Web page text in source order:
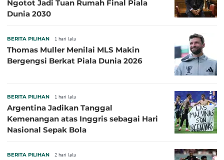
Ngotot Jadi Tuan Rumah Final Piala
Dunia 2030
BERITA PILIHAN 1 hari lalu
Thomas Muller Menilai MLS Makin
Bergengsi Berkat Piala Dunia 2026
BERITA PILIHAN 1 hari lalu
Argentina Jadikan Tanggal
Kemenangan atas Inggris sebagai Hari
Nasional Sepak Bola
BERITA PILIHAN 2 hari lalu